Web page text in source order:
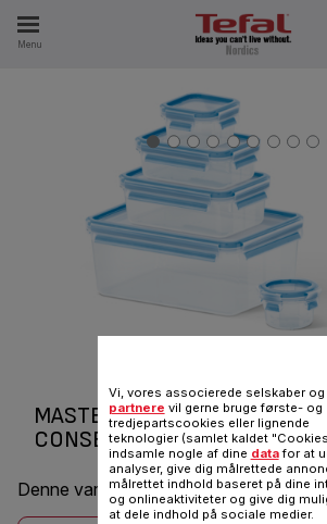
Menu
MASTERSEAL FRESH FOOD
CONSERVATION
Denne vare er kombatilbel med 1
Vi, vores associerede selskaber og
partnere vil gerne bruge første- og
tredjepartscookies eller lignende
teknologier (samlet kaldet
indsamle nogle af dine datafor at
analyser, give dig målrettede
målrettet indhold baseret på dine
og onlineaktiviteter og give dig
at dele indhold på sociale medier.